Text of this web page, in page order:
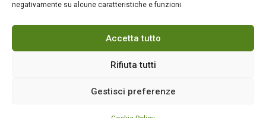
negativamente su alcune caratteristiche e funzioni.
Accetta tutto
Rifiuta tutti
Gestisci preferenze
Cookie Policy (UE)
© 2022-2025 Sei Torri by Hub International srl
P.IVA 01747750709 |OperWEB